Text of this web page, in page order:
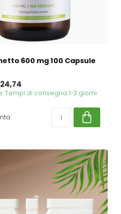
600 mg 100 Capsule
Tempi di consegna 1-3 giorni